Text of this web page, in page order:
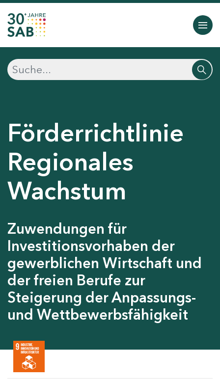
Förderrichtlinie
Regionales
Wachstum
Zuwendungen für
Investitionsvorhaben der
gewerblichen Wirtschaft und
der freien Berufe zur
Steigerung der Anpassungs-
und Wettbewerbsfähigkeit